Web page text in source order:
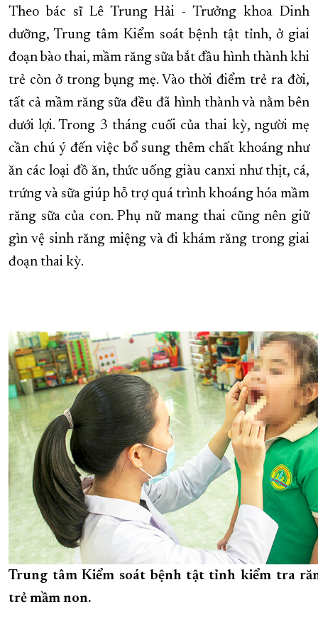
Theo bác sĩ Lê Trung Hải - Trưởng khoa Dinh
dưỡng, Trung tâm Kiểm soát bệnh tật tỉnh, ở giai
đoạn bào thai, mầm răng sữa bắt đầu hình thành khi
trẻ còn ở trong bụng mẹ. Vào thời điểm trẻ ra đời,
tất cả mầm răng sữa đều đã hình thành và nằm bên
dưới lợi. Trong 3 tháng cuối của thai kỳ, người mẹ
cần chú ý đến việc bổ sung thêm chất khoáng như
ăn các loại đồ ăn, thức uống giàu canxi như thịt, cá,
trứng và sữa giúp hỗ trợ quá trình khoáng hóa mầm
răng sữa của con. Phụ nữ mang thai cũng nên giữ
gìn vệ sinh răng miệng và đi khám răng trong giai
đoạn thai kỳ.
Trung tâm Kiểm soát bệnh tật tỉnh kiểm tra
trẻ mầm non.